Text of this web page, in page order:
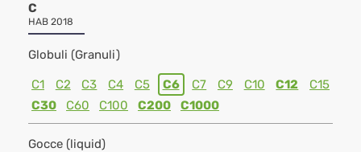
C
HAB 2018
Globuli (Granuli)
C1 C2 C3 C4 C5 C6 C7 C9 C10 C12
C15
C30
C60 C100 C200 C1000
Gocce (liquid)